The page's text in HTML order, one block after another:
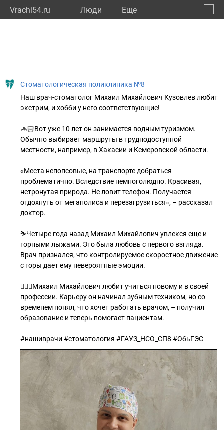
Vrachi54.ru Люди Eще
Стоматологическая поликлиника №8
Наш врач-стоматолог Михаил Михайлович Кузовлев любит
экстрим, и хобби у него соответствующие!
🚣🏻Вот уже 10 лет он занимается водным туризмом.
Обычно выбирает маршруты в труднодоступной
местности, например, в Хакасии и Кемеровской области.
«Места непопсовые, на транспорте добраться
проблематично. Вследствие немноголюдно. Красивая,
нетронутая природа. Не ловит телефон. Получается
отдохнуть от мегаполиса и перезагрузиться», – рассказал
доктор.
⛷Четыре года назад Михаил Михайлович увлекся еще и
горными лыжами. Это была любовь с первого взгляда.
Врач признался, что контролируемое скоростное движение
с горы дает ему невероятные эмоции.
👨🏻‍⚕Михаил Михайлович любит учиться новому и в своей
профессии. Карьеру он начинал зубным техником, но со
временем понял, что хочет работать врачом, – получил
образование и теперь помогает пациентам.
#нашиврачи #стоматология #ГАУЗ_НСО_СП8 #ОбьГЭС